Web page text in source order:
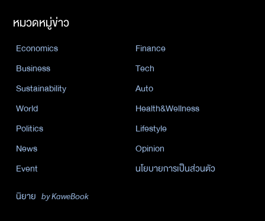
หมวดหมู่ข่าว
Economics
Finance
Business
Tech
Sustainability
Auto
World
Health&Wellness
Politics
Lifestyle
News
Opinion
Event
นโยบายการเป็นส่วนตัว
นิยาย by KaweBook